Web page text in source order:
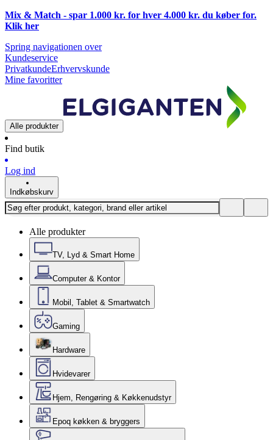
Mix & Match - spar 1.000 kr. for hver 4.000 kr. du køber for.
Klik her
Spring navigationen over
Kundeservice
PrivatkundeErhvervskunde
Mine favoritter
Alle produkter
Find butik
Log ind
Indkøbskurv
Alle produkter
TV, Lyd & Smart Home
Computer & Kontor
Mobil, Tablet & Smartwatch
Gaming
Hardware
Hvidevarer
Hjem, Rengøring & Køkkenudstyr
Epoq køkken & bryggers